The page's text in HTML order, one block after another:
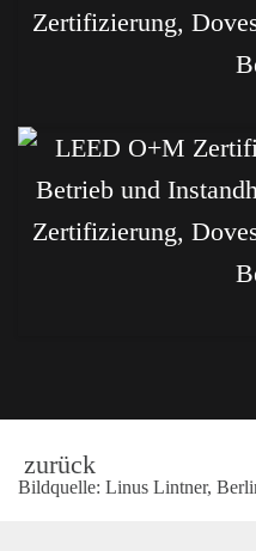
zurück
Bildquelle: Linus Lintner,